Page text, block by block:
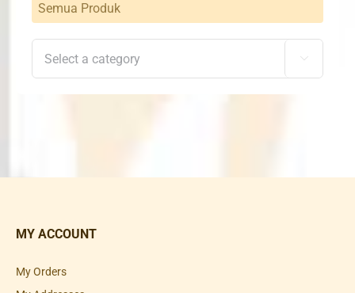
Semua Produk

MY ACCOUNT
My Orders